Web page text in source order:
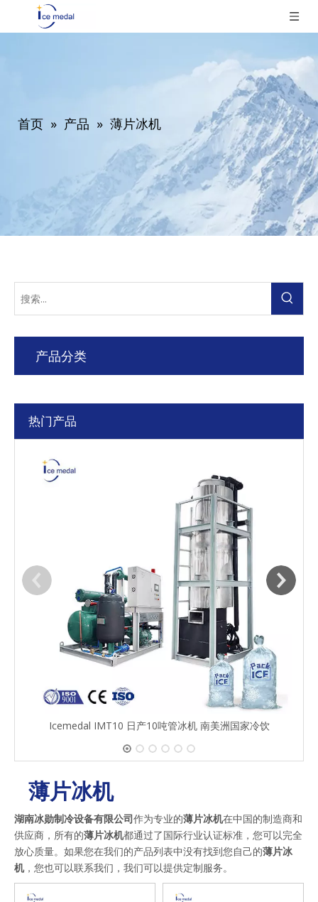
首页 » 产品 » 薄片冰机
产品分类
热门产品
Icemedal IMT10 日产10吨管冰机 南美洲国家冷饮
薄片冰机
湖南冰勋制冷设备有限公司作为专业的薄片冰机在中国的制造商和
供应商，所有的薄片冰机都通过了国际行业认证标准，您可以完全
放心质量。如果您在我们的产品列表中没有找到您自己的薄片冰
机，您也可以联系我们，我们可以提供定制服务。